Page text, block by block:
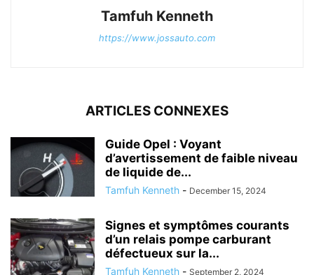
Tamfuh Kenneth
https://www.jossauto.com
ARTICLES CONNEXES
Guide Opel : Voyant
d’avertissement de faible niveau
de liquide de...
Tamfuh Kenneth - December 15, 2024
Signes et symptômes courants
d’un relais pompe carburant
défectueux sur la...
Tamfuh Kenneth - September 2, 2024